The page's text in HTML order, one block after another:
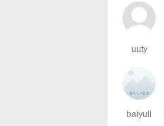
uuty
baiyull